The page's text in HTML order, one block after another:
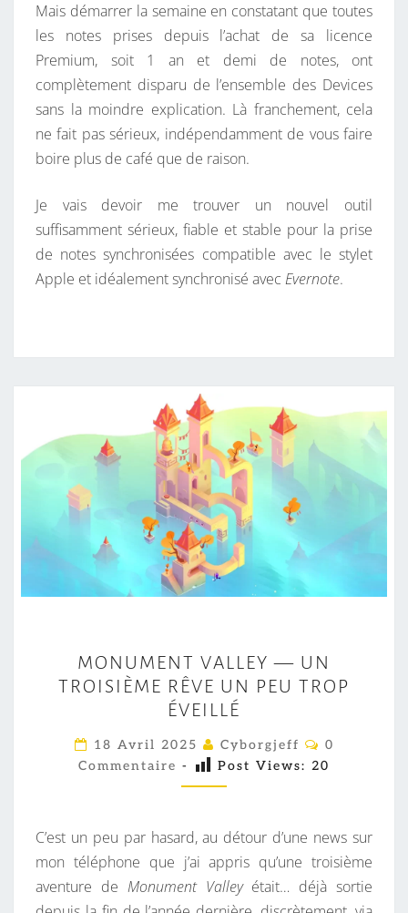
Mais démarrer la semaine en constatant que toutes
les notes prises depuis l’achat de sa licence
Premium, soit 1 an et demi de notes, ont
complètement disparu de l’ensemble des Devices
sans la moindre explication. Là franchement, cela
ne fait pas sérieux, indépendamment de vous faire
boire plus de café que de raison.
Je vais devoir me trouver un nouvel outil
suffisamment sérieux, fiable et stable pour la prise
de notes synchronisées compatible avec le stylet
Apple et idéalement synchronisé avec Evernote.
O
N
U
M
E
N
V
A
L
MONUMENT VALLEY — UN
TROISIÈME RÊVE UN PEU TROP
ÉVEILLÉ
18 Avril 2025 Cyborgjeff
C
M
A
I
R
E
0
Commentaire - Post Views: 20
C’est un peu par hasard, au détour d’une news sur
mon téléphone que j’ai appris qu’une troisième
aventure de Monument Valleyétait… déjà sortie